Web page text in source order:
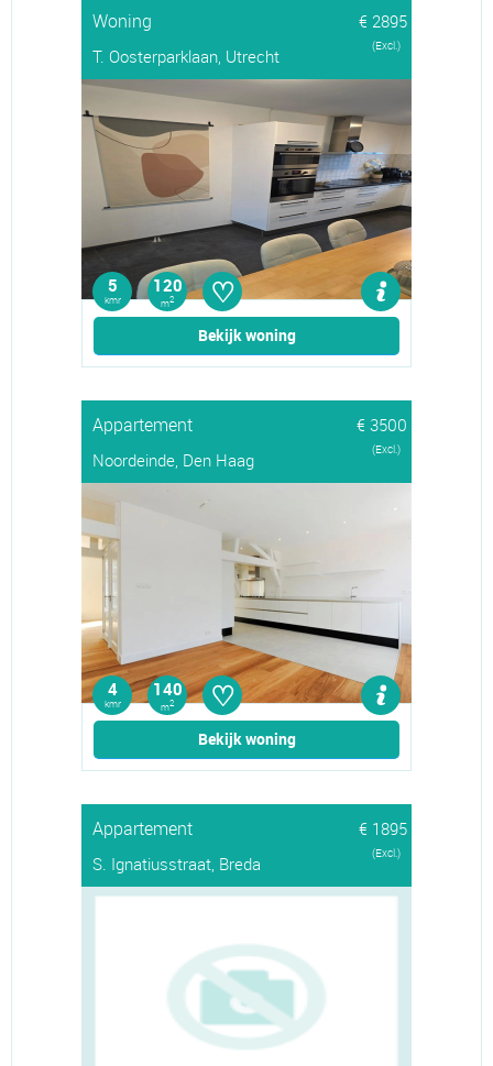
Woning
€ 2895
T. Oosterparklaan, Utrecht
(Excl.)
5
kmr
120
m2 ♡
Bekijk woning
Appartement
€ 3500
Noordeinde, Den Haag
(Excl.)
4
kmr
140
m2 ♡
Bekijk woning
Appartement
€ 1895
S. Ignatiusstraat, Breda
(Excl.)